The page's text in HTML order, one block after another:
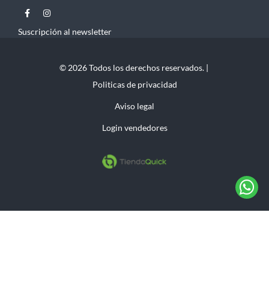
Suscripción al newsletter
© 2026 Todos los derechos reservados. |
Politicas de privacidad
Aviso legal
Login vendedores